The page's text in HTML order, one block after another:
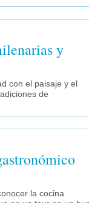
y
con el paisaje y el
de
la cocina